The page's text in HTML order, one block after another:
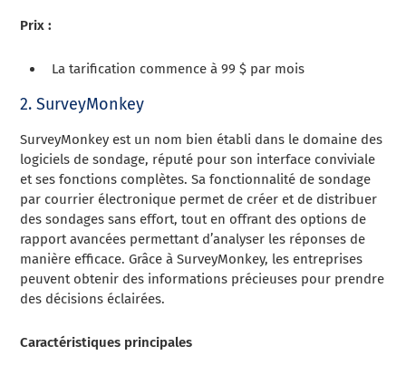
Prix :
La tarification commence à 99 $ par mois
2. SurveyMonkey
SurveyMonkey est un nom bien établi dans le domaine des
logiciels de sondage, réputé pour son interface conviviale
et ses fonctions complètes. Sa fonctionnalité de sondage
par courrier électronique permet de créer et de distribuer
des sondages sans effort, tout en offrant des options de
rapport avancées permettant d’analyser les réponses de
manière efficace. Grâce à SurveyMonkey, les entreprises
peuvent obtenir des informations précieuses pour prendre
des décisions éclairées.
Caractéristiques principales